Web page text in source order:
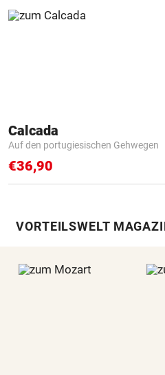
Calcada
Auf den portugiesischen Gehwegen
€36,90
VORTEILSWELT